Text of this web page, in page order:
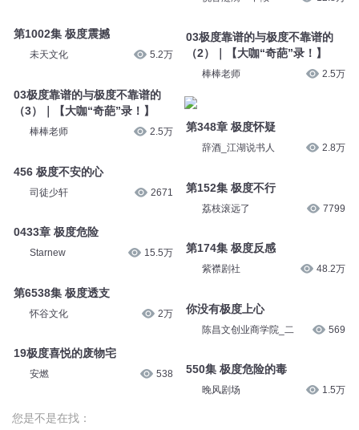
第1002集 极度震撼
未天文化 5.2万
03极度靠谱的与极度不靠谱的
（3）｜【大咖“奇葩”录！】
棒棒老师 2.5万
456 极度不安的心
司徒少轩 2671
0433章 极度危险
Starnew 15.5万
第6538集 极度透支
怀谷文化 2万
19极度喜悦的废物宅
安燃 538
03极度靠谱的与极度不靠谱的
（2）｜【大咖“奇葩”录！】
棒棒老师 2.5万
第348章 极度怀疑
辞酒_江湖说书人 2.8万
第152集 极度不行
荔枝滚远了 7799
第174集 极度反感
紫襟剧社 48.2万
你没有极度上心
陈昌文创业商学院_二 569
550集 极度危险的毒
晚风剧场 1.5万
您是不是在找：